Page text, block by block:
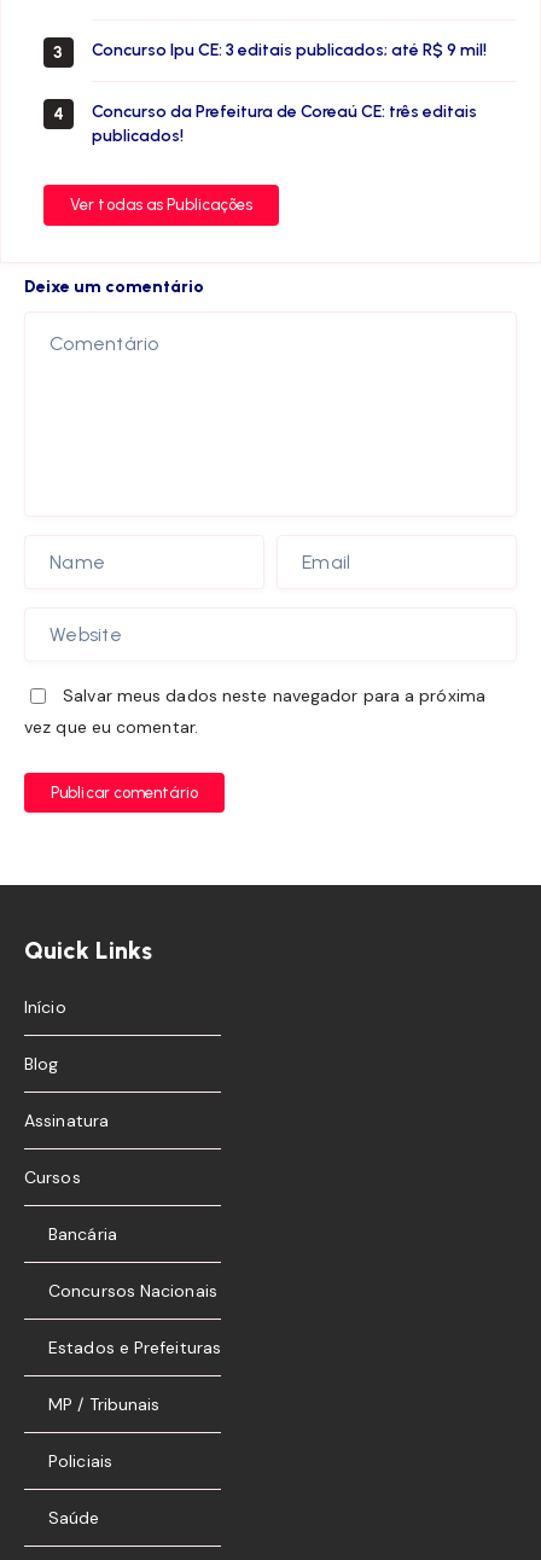
3 Concurso Ipu CE: 3 editais publicados; até R$ 9 mil!
4
Concurso da Prefeitura de Coreaú CE: três editais
publicados!
Ver todas as Publicações
Deixe um comentário
Salvar meus dados neste navegador para a próxima
vez que eu comentar.
Publicar comentário
Quick Links
Início
Blog
Assinatura
Cursos
Bancária
Concursos Nacionais
Estados e Prefeituras
MP / Tribunais
Policiais
Saúde